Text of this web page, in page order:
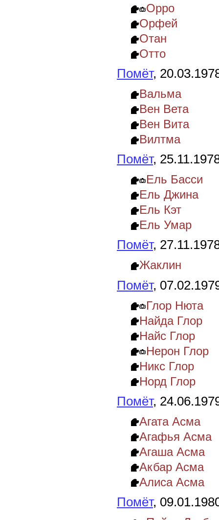
Орро
Орфей
Отан
Отто
Помёт,
Вальма
Вен Вета
Вен Вита
Вилтма
Помёт,
Ель Басси
Ель Джина
Ель Кэт
Ель Умар
Помёт,
Жаклин
Помёт,
Глор Нюта
Найда Глор
Найс Глор
Нерон Глор
Никс Глор
Норд Глор
Помёт,
Агата Асма
Агафья Асма
Агаша Асма
Акбар Асма
Алиса Асма
Помёт,